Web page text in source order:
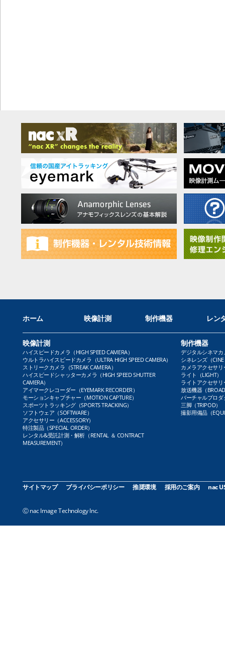
ホーム 映像計測 制作機器 レン
映像計測
ハイスピードカメラ（HIGH SPEED CAMERA）
ウルトラハイスピードカメラ（ULTRA HIGH SPEED CAMERA）
ストリークカメラ（STREAK CAMERA）
ハイスピードシャッターカメラ（HIGH SPEED SHUTTER
CAMERA）
アイマークレコーダー（EYEMARK RECORDER）
モーションキャプチャー（MOTION CAPTURE）
スポーツトラッキング（SPORTS TRACKING）
ソフトウェア（SOFTWARE）
アクセサリー（ACCESSORY）
特注製品（SPECIAL ORDER）
レンタル&受託計測・解析（RENTAL ＆ CONTRACT
MEASUREMENT）
制作機器
デジタルシネマカ
シネレンズ（CINE
カメラアクセサリ
ライト（LIGHT）
ライトアクセサリ
放送機器（
バーチャルプロダ
三脚（TRIPOD）
撮影用備品（
サイトマップ プライバシーポリシー 推奨環境 採用のご案内 nac
Ⓒ nac Image Technology Inc.